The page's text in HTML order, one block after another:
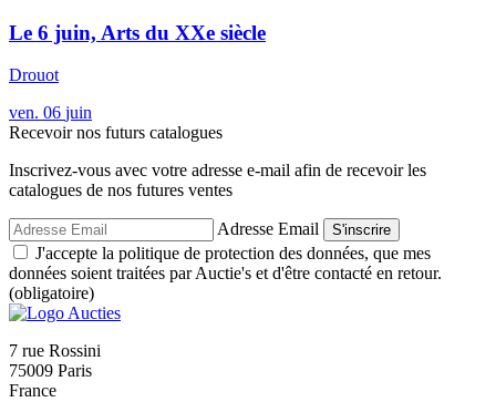
Le 6 juin, Arts du XXe siècle
Drouot
ven. 06 juin
Recevoir nos futurs catalogues
Inscrivez-vous avec votre adresse e-mail afin de recevoir les
catalogues de nos futures ventes
Adresse Email S'inscrire
J'accepte la politique de protection des données, que mes
données soient traitées par Auctie's et d'être contacté en retour.
(obligatoire)
7 rue Rossini
75009 Paris
France